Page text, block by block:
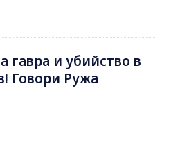
гавра и убийство в
Говори Ружа